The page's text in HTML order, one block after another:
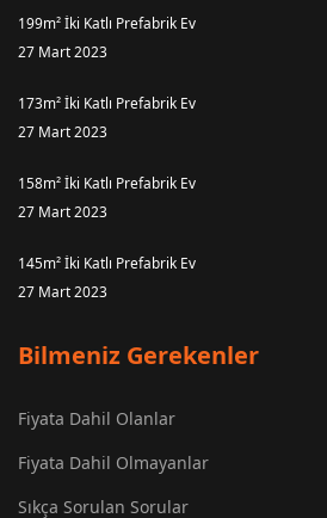
199m² İki Katlı Prefabrik Ev
27 Mart 2023
173m² İki Katlı Prefabrik Ev
27 Mart 2023
158m² İki Katlı Prefabrik Ev
27 Mart 2023
145m² İki Katlı Prefabrik Ev
27 Mart 2023
Bilmeniz Gerekenler
Fiyata Dahil Olanlar
Fiyata Dahil Olmayanlar
Sıkça Sorulan Sorular